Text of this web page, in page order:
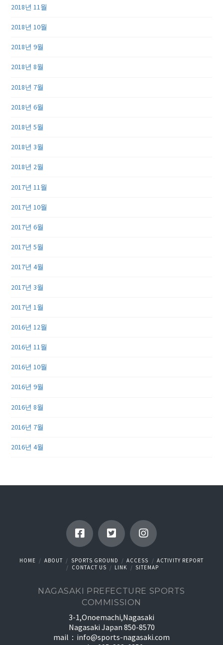
2018년 11월
2018년 10월
2018년 9월
2018년 8월
2018년 7월
2018년 6월
2018년 5월
2018년 3월
2018년 2월
2017년 11월
2017년 10월
2017년 6월
2017년 5월
2017년 4월
2017년 3월
2017년 1월
2016년 12월
2016년 11월
2016년 10월
2016년 9월
2016년 8월
2016년 7월
2016년 4월
HOME ABOUT SPORTS GROUND ACCESS
ACTIVITY REPORT
CONTACT US
LINK SITEMAP
NAGASAKI PREFECTURE SPORTS
COMMISSION
3-1,Onoemachi,Nagasaki
Nagasaki Japan 850-8570
mail： info@sports-nagasaki.com